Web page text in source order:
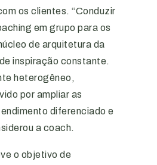
os clientes. “Conduzir
em grupo para os
de arquitetura da
inspiração constante.
heterogêneo,
por ampliar as
diferenciado e
a coach.
o objetivo de